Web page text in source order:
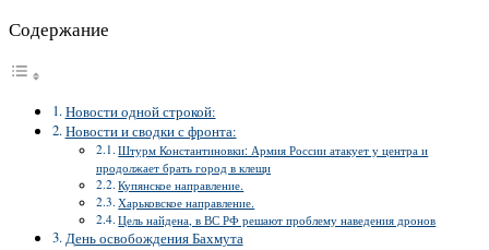
Содержание
Новости одной строкой:
Новости и сводки с фронта:
Штурм Константиновки: Армия России атакует у центра и
продолжает брать город в клещи
Купянское направление.
Харьковское направление.
Цель найдена, в ВС РФ решают проблему наведения дронов
День освобождения Бахмута